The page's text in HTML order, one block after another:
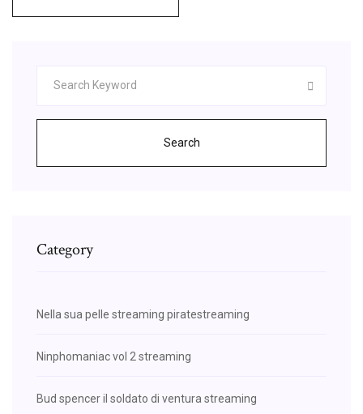
Search
Category
Nella sua pelle streaming piratestreaming
Ninphomaniac vol 2 streaming
Bud spencer il soldato di ventura streaming